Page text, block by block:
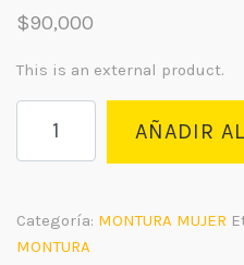
$90,000
This is an external product.
DE
cantidad
AÑADIR
Categoría: MONTURA MUJER
MONTURA